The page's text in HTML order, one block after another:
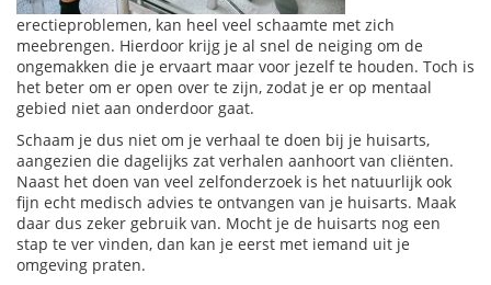
erectieproblemen, kan heel veel schaamte met zich
meebrengen. Hierdoor krijg je al snel de neiging om de
ongemakken die je ervaart maar voor jezelf te houden. Toch is
het beter om er open over te zijn, zodat je er op mentaal
gebied niet aan onderdoor gaat.
Schaam je dus niet om je verhaal te doen bij je huisarts,
aangezien die dagelijks zat verhalen aanhoort van cliënten.
Naast het doen van veel zelfonderzoek is het natuurlijk ook
fijn echt medisch advies te ontvangen van je huisarts. Maak
daar dus zeker gebruik van. Mocht je de huisarts nog een
stap te ver vinden, dan kan je eerst met iemand uit je
omgeving praten.